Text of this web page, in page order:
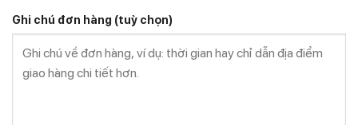
Ghi chú đơn hàng (tuỳ chọn)